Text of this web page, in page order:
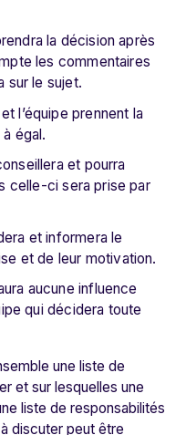
la décision après
les commentaires
sur le sujet.
l’équipe prennent la
égal.
et pourra
celle-ci sera prise par
et informera le
et de leur motivation.
aucune influence
qui décidera toute
une liste de
et sur lesquelles une
liste de responsabilités
discuter peut être